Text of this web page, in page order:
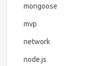
mongoose
mvp
network
node.js